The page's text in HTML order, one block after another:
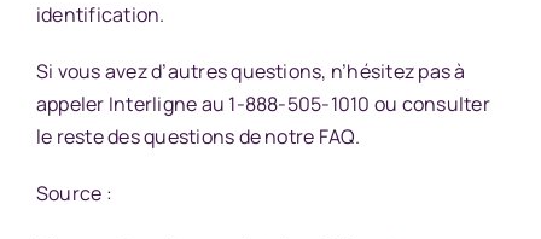
identification.
Si vous avez d’autres questions, n’hésitez pas à
appeler Interligneau 1-888-505-1010 ou consulter
le reste des questions de notre FAQ.
Source :